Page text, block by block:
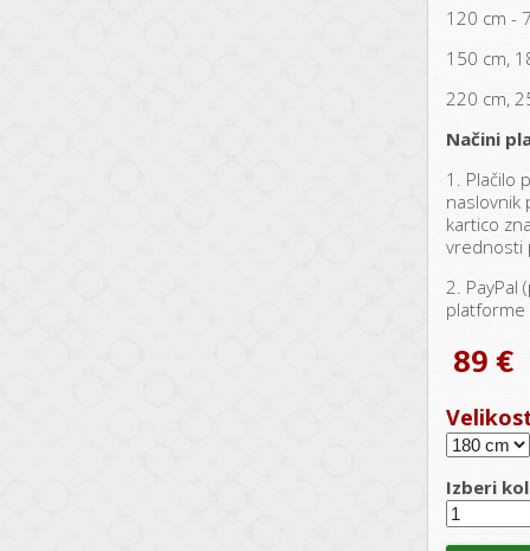
120 cm -
150 cm,
220 cm,
Načini
1. Plačilo
naslovnik
kartico
vrednosti
2. PayPal
platforme
89 €
Izberi